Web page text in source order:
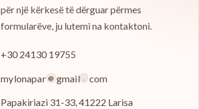
për një kërkesë të dërguar përmes
formularëve, ju lutemi na kontaktoni.
+30 24130 19755
mylonapar @ gmail com
Papakiriazi 31-33,41222 Larisa